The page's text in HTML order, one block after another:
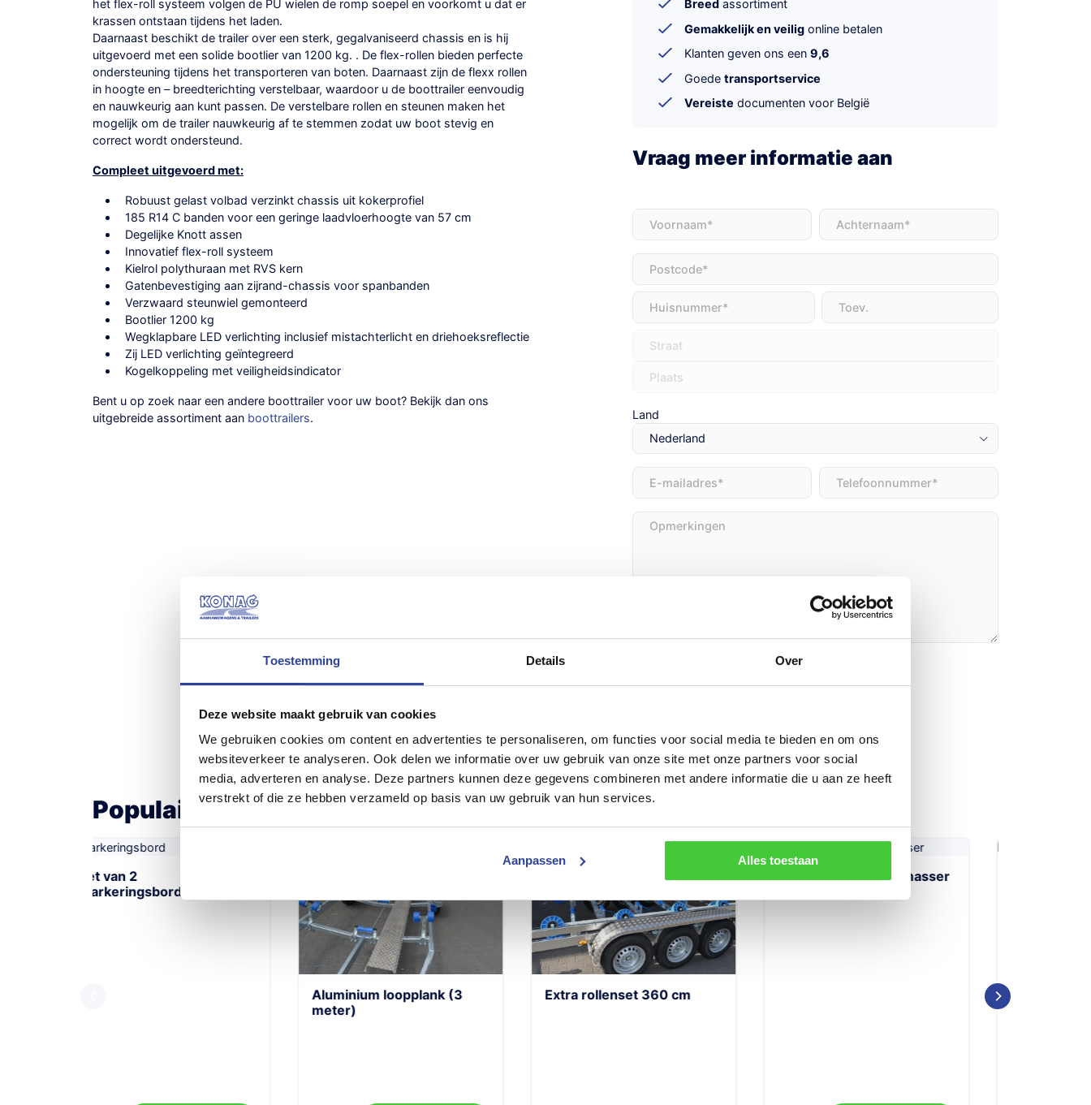
Toestemming Details Over
Deze website maakt gebruik van cookies
We gebruiken cookies om content en advertenties te personaliseren, om functies voor social media te bieden en om ons
websiteverkeer te analyseren. Ook delen we informatie over uw gebruik van onze site met onze partners voor social
media, adverteren en analyse. Deze partners kunnen deze gegevens combineren met andere informatie die u aan ze heeft
verstrekt of die ze hebben verzameld op basis van uw gebruik van hun services.
Aanpassen Alles toestaan
het flex-roll systeem volgen de PU wielen de romp soepel en voorkomt u dat er
krassen ontstaan tijdens het laden.
Daarnaast beschikt de trailer over een sterk, gegalvaniseerd chassis en is hij
uitgevoerd met een solide bootlier van 1200 kg. . De flex-rollen bieden perfecte
ondersteuning tijdens het transporteren van boten. Daarnaast zijn de flexx rollen
in hoogte en – breedterichting verstelbaar, waardoor u de boottrailer eenvoudig
en nauwkeurig aan kunt passen. De verstelbare rollen en steunen maken het
mogelijk om de trailer nauwkeurig af te stemmen zodat uw boot stevig en
correct wordt ondersteund.
Compleet uitgevoerd met:
Robuust gelast volbad verzinkt chassis uit kokerprofiel
185 R14 C banden voor een geringe laadvloerhoogte van 57 cm
Degelijke Knott assen
Innovatief flex-roll systeem
Kielrol polythuraan met RVS kern
Gatenbevestiging aan zijrand-chassis voor spanbanden
Verzwaard steunwiel gemonteerd
Bootlier 1200 kg
Wegklapbare LED verlichting inclusief mistachterlicht en driehoeksreflectie
Zij LED verlichting geïntegreerd
Kogelkoppeling met veiligheidsindicator
Bent u op zoek naar een andere boottrailer voor uw boot? Bekijk dan ons
uitgebreide assortiment aan boottrailers.
Breed assortiment
Gemakkelijk en veilig online betalen
Klanten geven ons een 9,6
Goede transportservice
Vereiste documenten voor België
Vraag meer informatie aan
Voornaam (Vereist) Achternaam (Vereist)
Adres
Land
E-
mailadres(Vereist)
Telefoon
Opmerkingen
inruilen
Populaire accessoires
Extra rollenset 360 cm
Spoelsysteem tridemasser Oog voor boottrailer klein